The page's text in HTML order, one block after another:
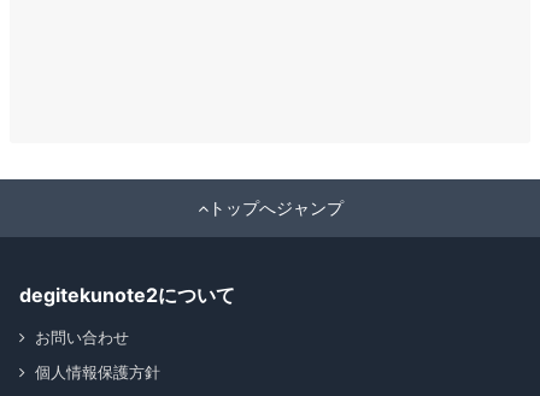
トップへジャンプ
degitekunote2について
お問い合わせ
個人情報保護方針